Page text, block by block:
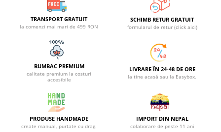
TRANSPORT GRATUIT
la comenzi mai mari de 499 RON
SCHIMB RETUR GRATUIT
formularul de retur (click aici)
BUMBAC PREMIUM
calitate premium la costuri
accesibile
LIVRARE ÎN 24-48 DE ORE
la tine acasă sau la Easybox.
PRODUSE HANDMADE
create manual, purtate cu drag.
IMPORT DIN NEPAL
colaborare de peste 11 ani